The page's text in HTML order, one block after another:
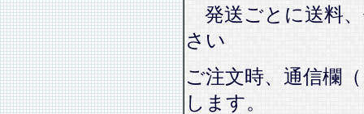
発送ごとに送料
さい
ご注文時、通信欄
します。